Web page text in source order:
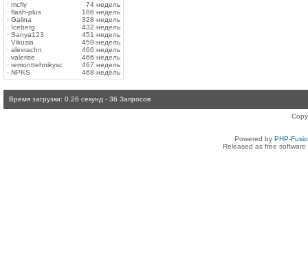
· mcfly
74 недель
· flash-plus
186 недель
· Galina
328 недель
· Iceberg
432 недель
· Sanya123
451 недель
· Vikusia
459 недель
· alexrachn
466 недель
· valerise
466 недель
· remonttehnikysc
467 недель
· NPKS 468 недель
Время загрузки: 0.26 секунд - 36 Запросов
Powered by PHP-
Released as free